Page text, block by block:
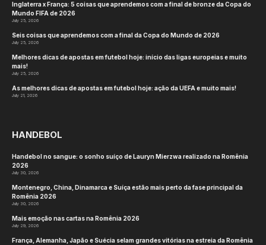
Inglaterra x França: 5 coisas que aprendemos com a final de bronze da Copa do
Mundo FIFA de 2026
July 25, 2026
Seis coisas que aprendemos com a final da Copa do Mundo de 2026
July 25, 2026
Melhores dicas de apostas em futebol hoje: início das ligas europeias e muito
mais!
July 25, 2026
As melhores dicas de apostas em futebol hoje: ação da UEFA e muito mais!
July 21, 2026
HANDEBOL
Handebol no sangue: o sonho suíço de Lauryn Mierzwa realizado na Romênia
2026
July 30, 2026
Montenegro, China, Dinamarca e Suíça estão mais perto da fase principal da
Romênia 2026
July 30, 2026
Mais emoção nas cartas na Romênia 2026
July 29, 2026
França, Alemanha, Japão e Suécia selam grandes vitórias na estreia da Romênia